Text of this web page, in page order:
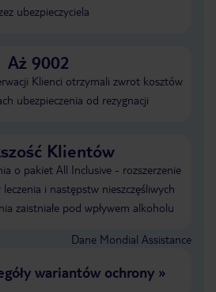
ubezpieczyciela
Aż 9002
Klienci otrzymali zwrot kosztów
ubezpieczenia od rezygnacji
Klientów
o pakiet All Inclusive - rozszerzenie
i następstw nieszczęśliwych
zaistniałe pod wpływem alkoholu
Dane Mondial Assistance
wariantów ochrony»